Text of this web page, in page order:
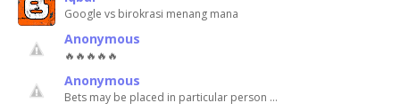
Google vs birokrasi menang mana
Anonymous
🔥🔥🔥🔥🔥
Anonymous
Bets may be placed in particular person …